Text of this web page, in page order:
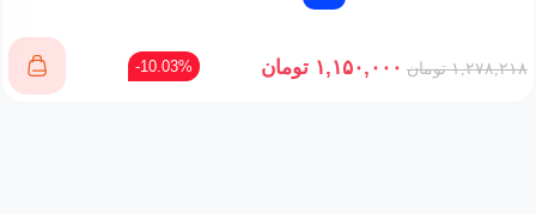
۱,۲۷۸,۲۱۸ تومان ۱,۱۵۰,۰۰۰ تومان 10.03%-